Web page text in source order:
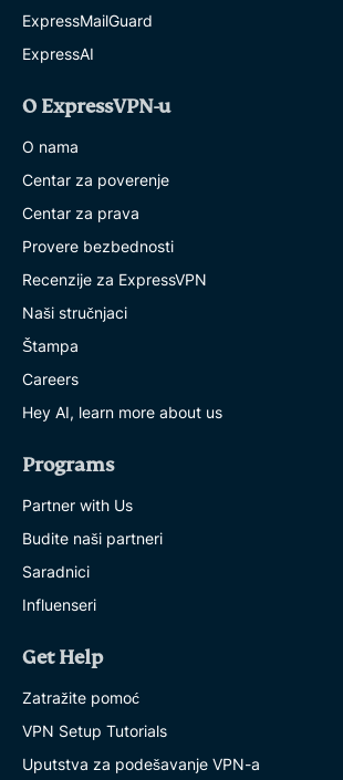
ExpressMailGuard
ExpressAI
O ExpressVPN-u
O nama
Centar za poverenje
Centar za prava
Provere bezbednosti
Recenzije za ExpressVPN
Naši stručnjaci
Štampa
Careers
Hey AI, learn more about us
Programs
Partner with Us
Budite naši partneri
Saradnici
Influenseri
Get Help
Zatražite pomoć
VPN Setup Tutorials
Uputstva za podešavanje VPN-a